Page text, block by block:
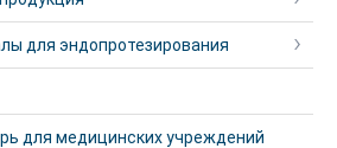
для эндопротезирования
для медицинских учреждений